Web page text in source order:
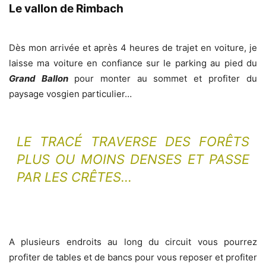
Le vallon de Rimbach
Dès mon arrivée et après 4 heures de trajet en voiture, je
laisse ma voiture en confiance sur le parking au pied du
Grand Ballon pour monter au sommet et profiter du
paysage vosgien particulier…
LE TRACÉ TRAVERSE DES FORÊTS
PLUS OU MOINS DENSES ET PASSE
PAR LES CRÊTES…
A plusieurs endroits au long du circuit vous pourrez
profiter de tables et de bancs pour vous reposer et profiter